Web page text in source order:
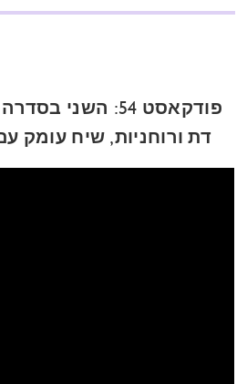
פודקאסט 54:
דת ורוחניות, שיח עומק